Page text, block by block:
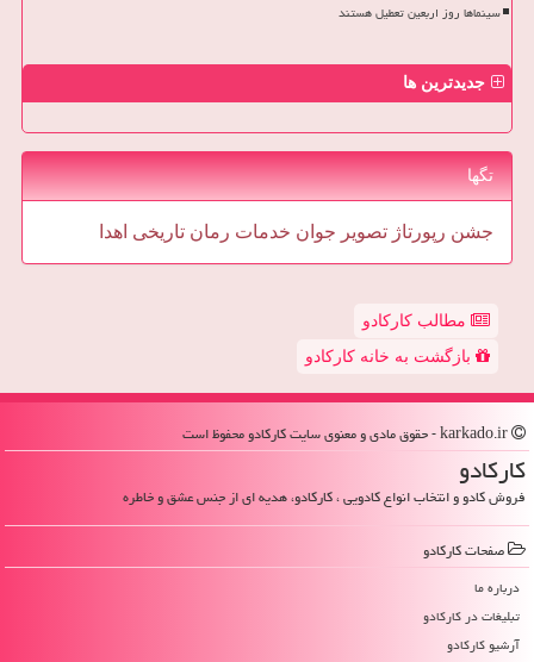
سینماها روز اربعین تعطیل هستند
جدیدترین ها
تگها
جشن رپورتاژ تصویر جوان خدمات رمان تاریخی اهدا
مطالب کارکادو
بازگشت به خانه کارکادو
كاركادو
فروش کادو و انتخاب انواع کادویی ، کارکادو، هدیه ای از جنس عشق و خاطره
صفحات كاركادو
درباره ما
تبلیغات در كاركادو
آرشیو كاركادو